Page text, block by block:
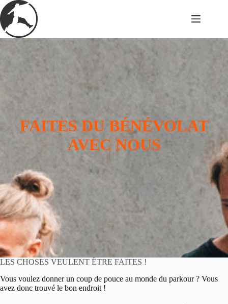
Passer
au
contenu
FAITES DU BÉNÉVOLAT
AVEC NOUS
LES CHOSES VEULENT ÊTRE FAITES !
Vous voulez donner un coup de pouce au monde du parkour ? Vous
avez donc trouvé le bon endroit !